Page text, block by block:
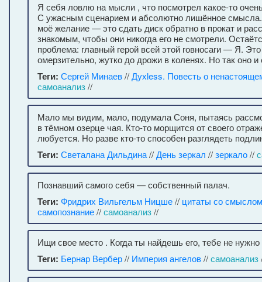
Я себя ловлю на мысли , что посмотрел какое-то
С ужасным сценарием и абсолютно лишённое
моё желание — это сдать диск обратно в прокат и
знакомым, чтобы они никогда его не смотрели.
проблема: главный герой всей этой говносаги — Я.
омерзительно, жутко до дрожи в коленях. Но так оно и
Теги: Сергей Минаев//Духless. Повесть о
самоанализ//
Мало мы видим, мало, подумала Соня, пытаясь
в тёмном озерце чая. Кто-то морщится от своего
любуется. Но разве кто-то способен разглядеть
Теги: Светалана Дильдина//День зеркал //зеркало//
Познавший самого себя — собственный палач.
Теги: Фридрих Вильгельм Ницше// цитаты со смыслом
самопознание//самоанализ//
Ищи свое место . Когда ты найдешь его, тебе не
Теги: Бернар Вербер// Империя ангелов//самоанализ